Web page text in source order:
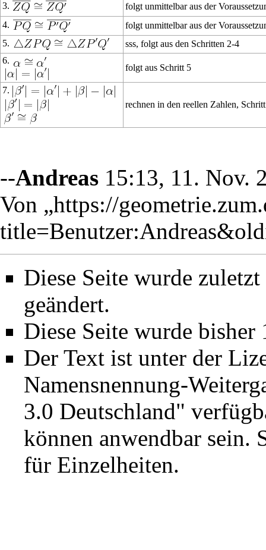
3.
folgt unmittelbar aus der
4.
folgt unmittelbar aus der
5.
sss, folgt aus den Schritten 2-4
6.
folgt aus Schritt 5
7.
rechnen in den reellen Zahlen,
--Andreas 15:13, 11. Nov.
Von „https://
Diese Seite wurde
geändert.
Diese Seite wurde
Der Text ist unter der
Namensnennung-
3.0 Deutschland"
können anwendbar sein.
für Einzelheiten.